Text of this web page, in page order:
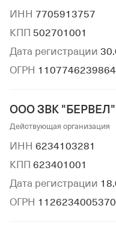
ИНН 7705913757
КПП 502701001
Дата регистрации
ОГРН 1107746239864
ООО ЗВК "БЕРВЕЛ"
Действующая организация
ИНН 6234103281
КПП 623401001
Дата регистрации
ОГРН 1126234005370